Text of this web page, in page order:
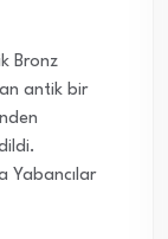
Bronz
antik bir
Yabancılar